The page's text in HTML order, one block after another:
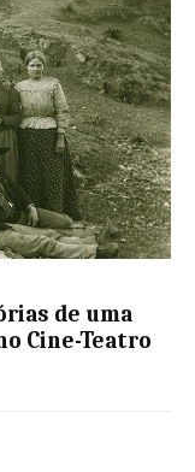
de uma
Cine-Teatro